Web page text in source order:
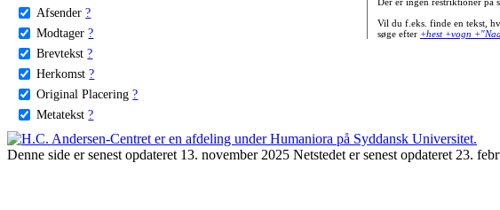
Afsender ?
Modtager ?
Brevtekst ?
Herkomst ?
Original Placering ?
Metatekst ?
Vil du f.eks. finde en tekst,
søge efter +hest +vogn
Denne side er senest opdateret 13. november 2025 Netstedet er senest opdateret 23.